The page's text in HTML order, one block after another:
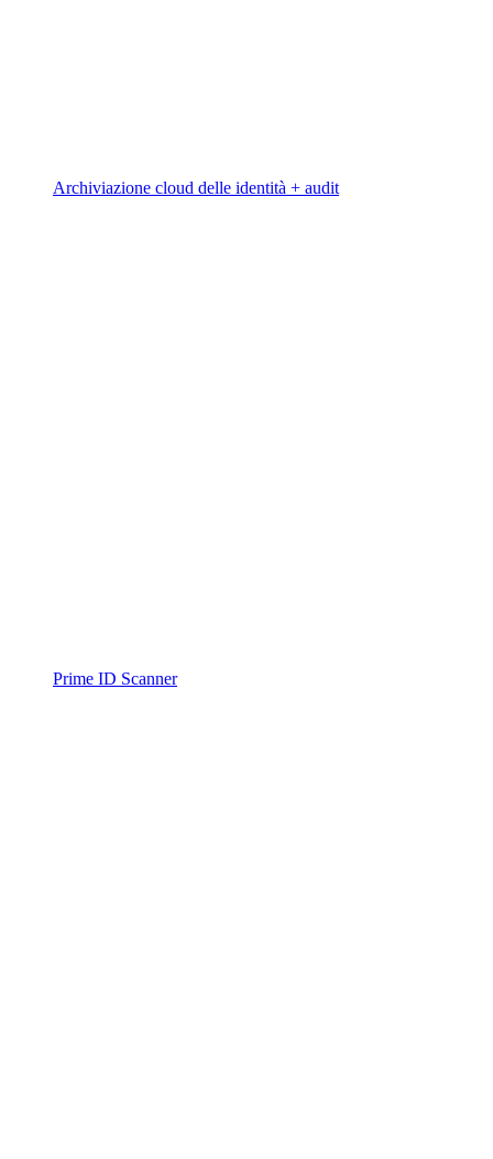
Archiviazione cloud delle identità + audit
Prime ID Scanner